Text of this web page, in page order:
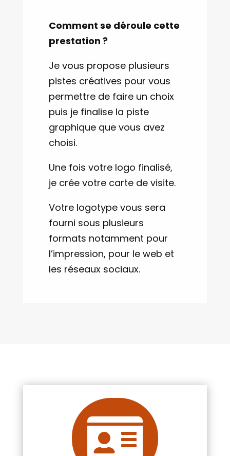
Comment se déroule cette
prestation ?
Je vous propose plusieurs
pistes créatives pour vous
permettre de faire un choix
puis je finalise la piste
graphique que vous avez
choisi.
Une fois votre logo finalisé,
je crée votre carte de visite.
Votre logotype vous sera
fourni sous plusieurs
formats notamment pour
l’impression, pour le web et
les réseaux sociaux.
